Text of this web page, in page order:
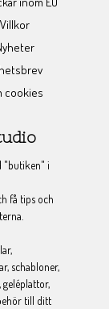
Villkor
cookies
"butiken" i
få tips och
schabloner,
till ditt